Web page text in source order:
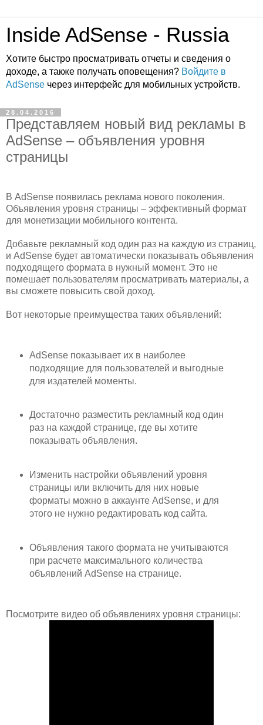
Inside AdSense - Russia
Хотите быстро просматривать отчеты и сведения о
доходе, а также получать оповещения? Войдите в
AdSense через интерфейс для мобильных устройств.
28.04.2016
Представляем новый вид рекламы в
AdSense – объявления уровня
страницы
В AdSense появилась реклама нового поколения.
Объявления уровня страницы – эффективный формат
для монетизации мобильного контента.
Добавьте рекламный код один раз на каждую из страниц,
и AdSense будет автоматически показывать объявления
подходящего формата в нужный момент. Это не
помешает пользователям просматривать материалы, а
вы сможете повысить свой доход.
Вот некоторые преимущества таких объявлений:
AdSense показывает их в наиболее
подходящие для пользователей и выгодные
для издателей моменты.
Достаточно разместить рекламный код один
раз на каждой странице, где вы хотите
показывать объявления.
Изменить настройки объявлений уровня
страницы или включить для них новые
форматы можно в аккаунте AdSense, и для
этого не нужно редактировать код сайта.
Объявления такого формата не учитываются
при расчете максимального количества
объявлений AdSense на странице.
Посмотрите видео об объявлениях уровня страницы: